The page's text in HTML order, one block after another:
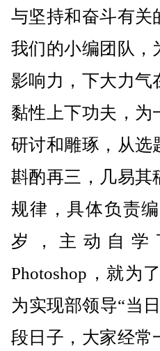
与坚持和奋斗有关
我们的小编团队，
影响力，下大力气
黏性上下功夫，为
研讨和雕琢，从选
斟酌再三，几易其
规律，具体负责
岁，主动自学
Photoshop，就为
为实现部领导“当
段日子，大家经常